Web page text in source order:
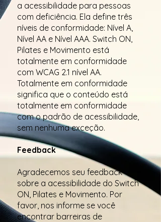
a acessibilidade para pessoas
com deficiência. Ela define três
níveis de conformidade: Nível A,
Nível AA e Nível AAA. Switch ON,
Pilates e Movimento está
totalmente em conformidade
com WCAG 2.1 nível AA.
Totalmente em conformidade
significa que o conteúdo está
totalmente em conformidade
com o padrão de acessibilidade,
sem nenhuma exceção.
Feedback
Agradecemos seu feedback
sobre a acessibilidade do Switch
ON, Pilates e Movimento. Por
favor, nos informe se você
encontrar barreiras de